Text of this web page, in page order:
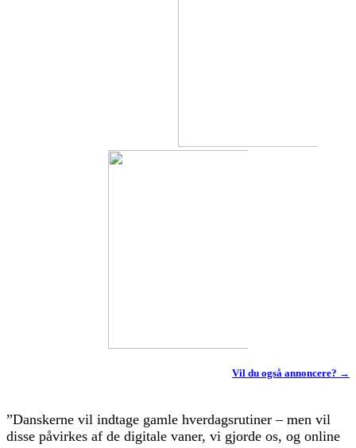
Vil du også annoncere? →
”Danskerne vil indtage gamle hverdagsrutiner – men vil
disse påvirkes af de digitale vaner, vi gjorde os, og online